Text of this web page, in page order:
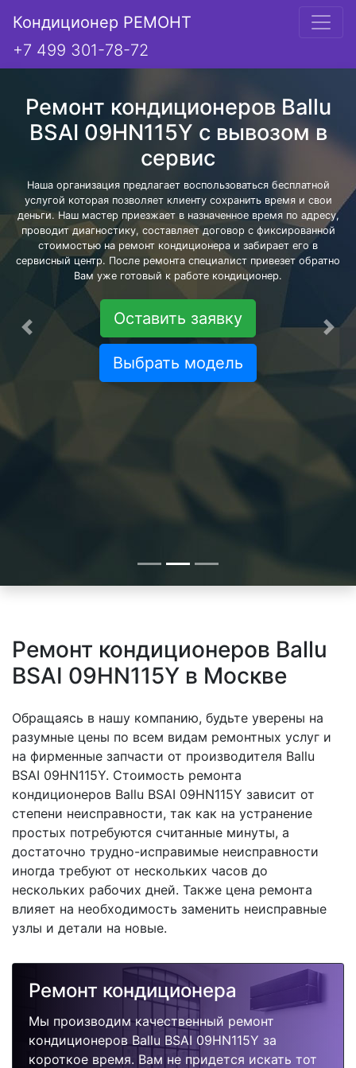
Кондиционер РЕМОНТ
+7 499 301-78-72
Ремонт кондиционеров Ballu
BSAI 09HN115Y с вывозом в
сервис
Наша организация предлагает воспользоваться бесплатной
услугой которая позволяет клиенту сохранить время и свои
деньги. Наш мастер приезжает в назначенное время по адресу,
проводит диагностику, составляет договор с фиксированной
стоимостью на ремонт кондиционера и забирает его в
сервисный центр. После ремонта специалист привезет обратно
Вам уже готовый к работе кондиционер.
Оставить заявку
Выбрать модель
Предыдущая
Ремонт кондиционеров Ballu
BSAI 09HN115Y в Москве
Обращаясь в нашу компанию, будьте уверены на
разумные цены по всем видам ремонтных услуг и
на фирменные запчасти от производителя Ballu
BSAI 09HN115Y. Стоимость ремонта
кондиционеров Ballu BSAI 09HN115Y зависит от
степени неисправности, так как на устранение
простых потребуются считанные минуты, а
достаточно трудно-исправимые неисправности
иногда требуют от нескольких часов до
нескольких рабочих дней. Также цена ремонта
влияет на необходимость заменить неисправные
узлы и детали на новые.
Ремонт кондиционера
Мы производим качественный ремонт
кондиционеров Ballu BSAI 09HN115Y за
короткое время. Вам не придется искать тот